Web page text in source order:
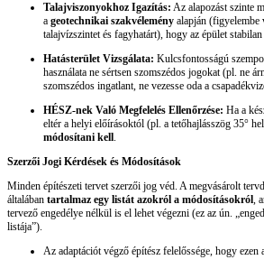
Talajviszonyokhoz Igazítás: Az alapozást szinte
a geotechnikai szakvélemény alapján (figyelembe
talajvízszintet és fagyhatárt), hogy az épület
Hatásterület Vizsgálata: Kulcsfontosságú
használata ne sértsen szomszédos jogokat (pl. ne
szomszédos ingatlant, ne vezesse oda a
HÉSZ-nek Való Megfelelés Ellenőrzése: Ha a
eltér a helyi előírásoktól (pl. a tetőhajlásszög 35°
módosítani kell.
Szerzői Jogi Kérdések és Módosítások
Minden építészeti tervet szerzői jog véd. A megvásárolt
általában tartalmaz egy listát azokról a módosításokról,
tervező engedélye nélkül is el lehet végezni (ez az ún.
listája”).
Az adaptációt végző építész felelőssége, hogy ezen